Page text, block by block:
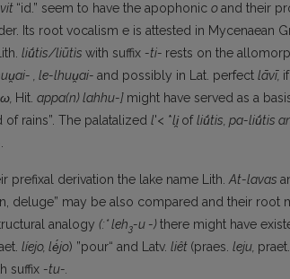
“id.” seem to have the apophonic oand their
Its root vocalism e is attested in Mycenaean
liū́tis/liūtìs with suffix -ti- rests on the
̯ai- , le-lhuu̯ai- and possibly in Lat. perfect lāvī,
Hit. appa(n) lahhu-] might have served as a
of rains”. The palatalized l'< *li ofliū́tis, pa-liū́tis
.
prefixal derivation the lake name Lith.At-lavas
deluge” may be also compared and their root
analogy (:* leh3-u -)there might have
líejo, lė́jo) ”pour“ and Latv. liêt (praes. leju, praet.
suffix -tu-.